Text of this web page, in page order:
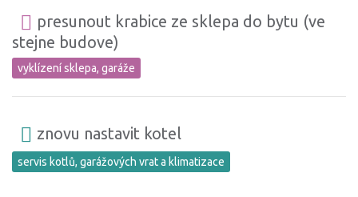
presunout krabice ze sklepa do bytu (ve
stejne budove)
vyklízení sklepa, garáže
znovu nastavit kotel
servis kotlů, garážových vrat a klimatizace